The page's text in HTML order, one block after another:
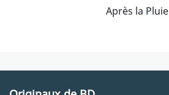
Après la Pluie